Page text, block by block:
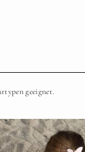
geeignet.